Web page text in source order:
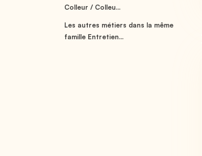
Colleur / Colleu...
Les autres métiers dans la même
famille Entretien...